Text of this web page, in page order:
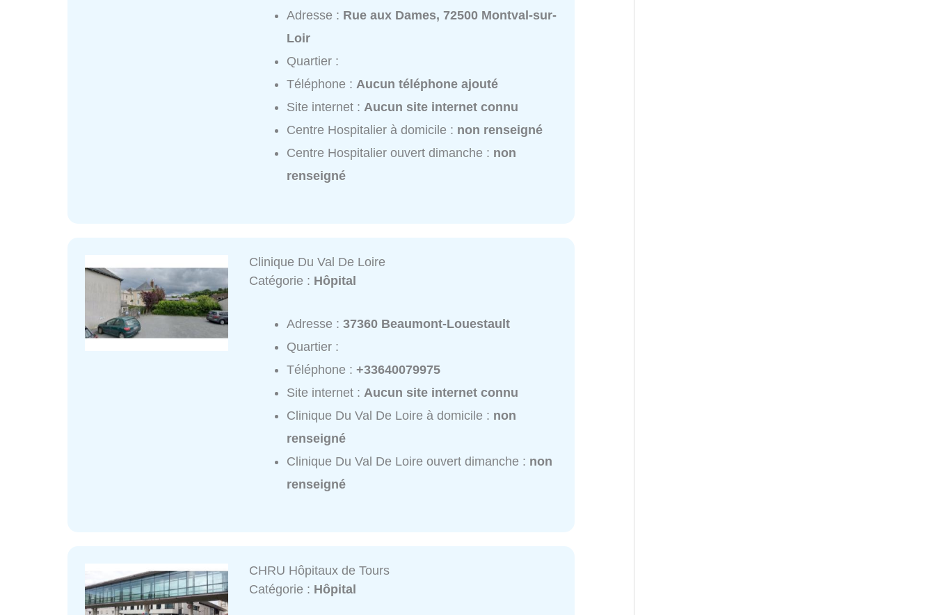
Adresse : Rue aux Dames, 72500 Montval-sur-
Loir
Quartier :
Téléphone :Aucun téléphone ajouté
Site internet :Aucun site internet connu
Centre Hospitalier à domicile : non renseigné
Centre Hospitalier ouvert dimanche : non
renseigné
Clinique Du Val De Loire
Catégorie : Hôpital
Adresse :37360 Beaumont-Louestault
Quartier :
Téléphone :+33640079975
Site internet :Aucun site internet connu
Clinique Du Val De Loire à domicile : non
renseigné
Clinique Du Val De Loire ouvert dimanche : non
renseigné
CHRU Hôpitaux de Tours
Catégorie : Hôpital